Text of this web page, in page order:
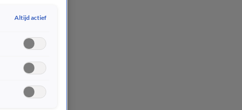
Altijd actief